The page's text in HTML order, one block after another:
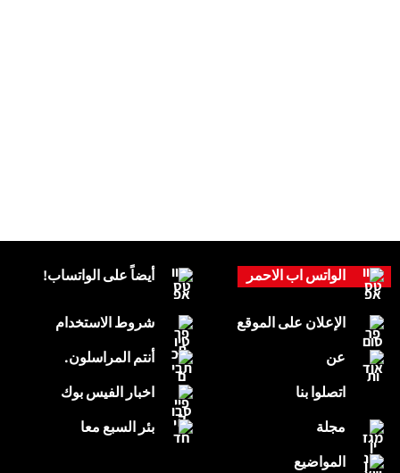
أيضاً على الواتساب!
شروط الاستخدام
أنتم المراسلون.
اخبار الفيس بوك
بئر السبع معا
الواتس اب الاحمر
الإعلان على الموقع
عن
اتصلوا بنا
مجلة
المواضيع